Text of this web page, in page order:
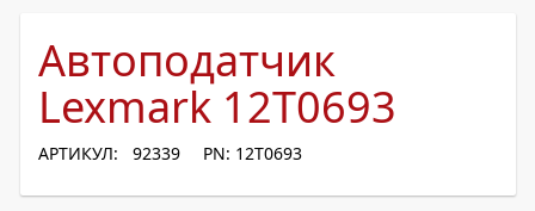
Автоподатчик
Lexmark 12T0693
АРТИКУЛ: 92339 PN: 12T0693